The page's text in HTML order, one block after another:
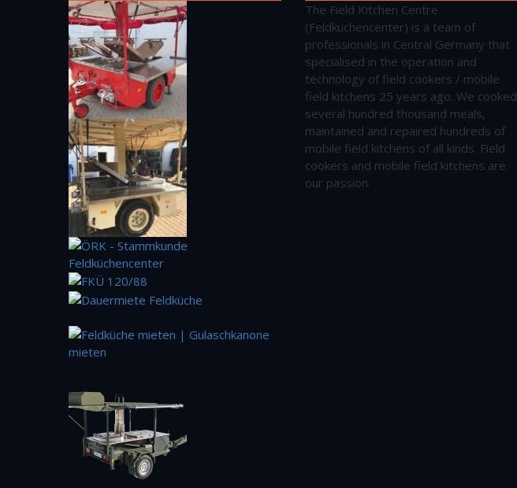
The Field Kitchen Centre
(Feldküchencenter) is a team of
professionals in Central Germany that
specialised in the operation and
technology of field cookers / mobile
field kitchens 25 years ago. We cooked
several hundred thousand meals,
maintained and repaired hundreds of
mobile field kitchens of all kinds. Field
cookers and mobile field kitchens are
our passion.